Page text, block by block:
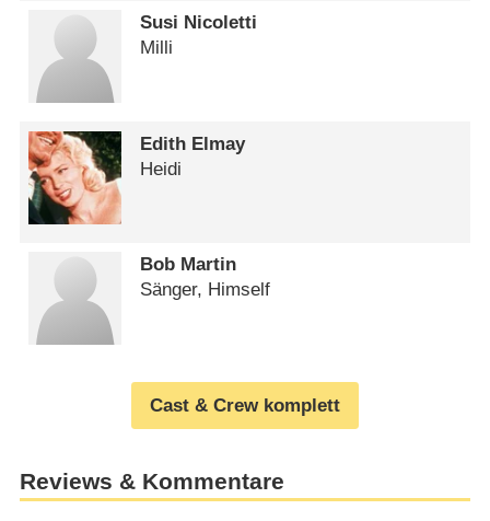
Susi Nicoletti
Milli
Edith Elmay
Heidi
Bob Martin
Sänger, Himself
Cast & Crew komplett
Reviews & Kommentare